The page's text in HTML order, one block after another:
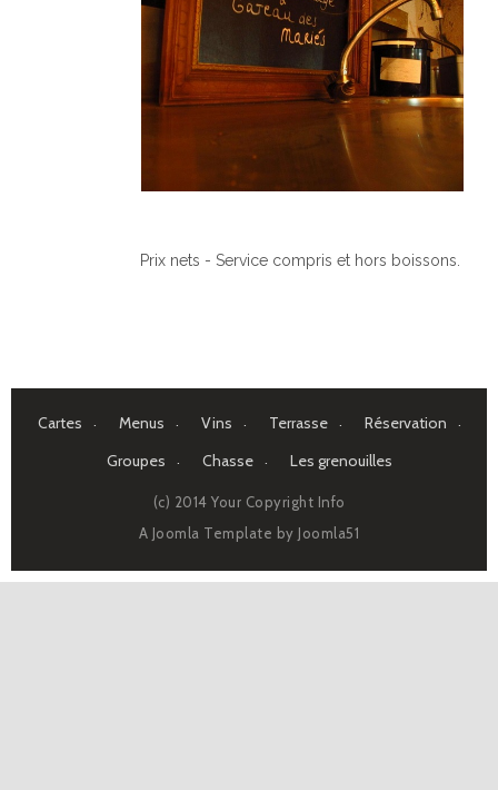
Prix nets - Service compris et hors boissons.
Cartes Menus Vins Terrasse
Réservation
Groupes
Chasse Les grenouilles
(c) 2014 Your Copyright Info
A Joomla Template by Joomla51